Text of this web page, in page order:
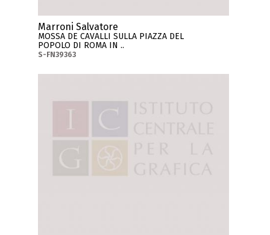
Marroni Salvatore
MOSSA DE CAVALLI SULLA PIAZZA DEL
POPOLO DI ROMA IN ..
S-FN39363